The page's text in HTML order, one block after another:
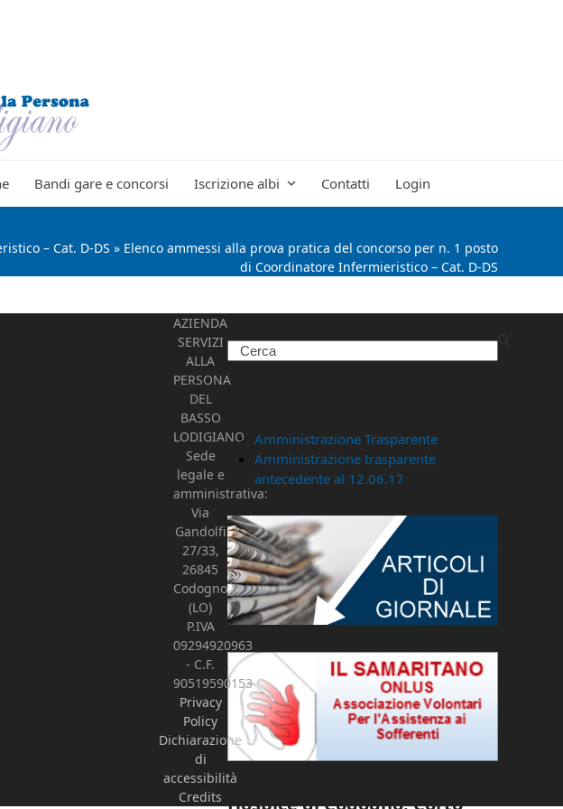
Bandi gare e concorsi Iscrizione albi Contatti Login
– Cat. D-DS » Elenco ammessi alla prova pratica del concorso per n. 1 posto
di Coordinatore Infermieristico – Cat. D-DS
Search
Amministrazione Trasparente
Amministrazione trasparente
antecedente al 12.06.17
Hospice di Codogno. Corto
AZIENDA
SERVIZI
ALLA
PERSONA
DEL
BASSO
LODIGIANO
Sede
legale e
amministrativa:
Via
Gandolfi
27/33,
26845
Codogno
(LO)
P.IVA
09294920963
- C.F.
90519590153
Privacy
Policy
Dichiarazione
di
accessibilità
Credits